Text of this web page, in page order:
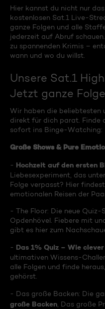
Hier kannst du nicht nur
kostenlosen Sat.1 Live-
ganze Folgen und alle
jederzeit auf Abruf
zu spannenden Krimis –
wann und wo du willst.
Unsere Sat.1
Jetzt ganze
Wir haben die beliebtesten
direkt für dich parat. Finde
sofort ins Binge-Watching:
Große Shows & Pure
- Hochzeit auf den ersten
Liebesexperiment, das
Folge verpasst? Hier
emotionalen Reisen der
- The Floor: Die neue
Opdenhövel. Fiebere mit
gibt es hier zum
- Das 1% Quiz – Wie
ultimativen Wissens-
alle Folgen und finde
gehörst.
- Das große Backen: Die
große Backen , Das große